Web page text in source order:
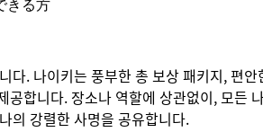
. 나이키는 풍부한 총 보상 패키지, 편안
합니다. 장소나 역할에 상관없이, 모든
의 강렬한 사명을 공유합니다.